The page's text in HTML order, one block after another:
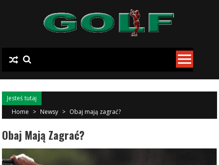
Jesteś tutaj
Home > Newsy > Obaj mają zagrać?
Obaj Mają Zagrać?